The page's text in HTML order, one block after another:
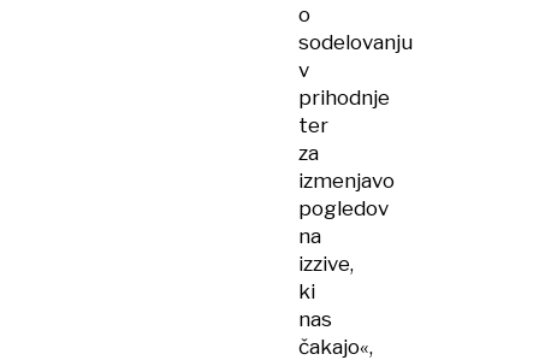
o
sodelovanju
v
prihodnje
ter
za
izmenjavo
pogledov
na
izzive,
ki
nas
čakajo«,